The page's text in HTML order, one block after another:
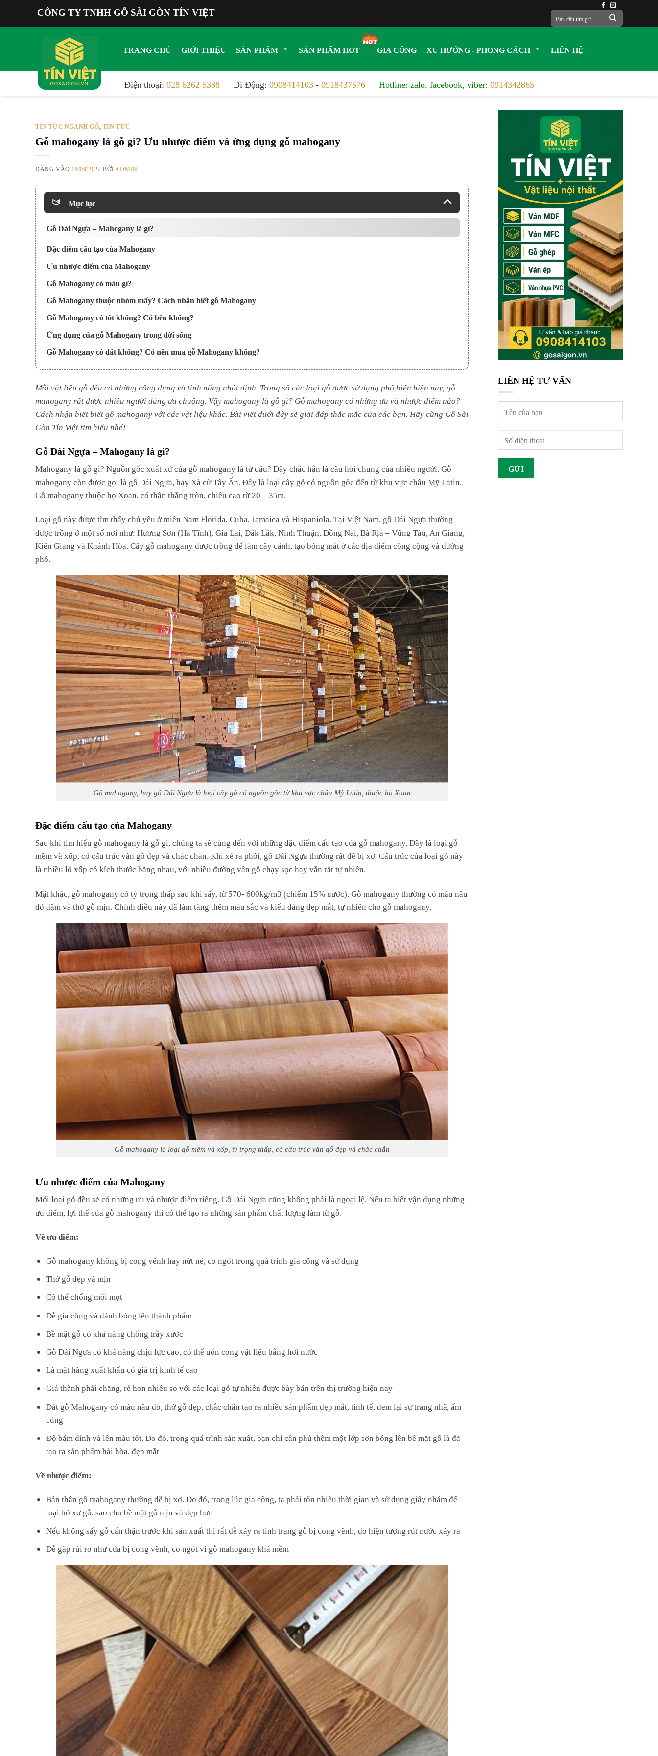
CÔNG TY TNHH GỖ SÀI GÒN TÍN VIỆT
Tìm
kiếm:
TRANG CHỦ GIỚI THIỆU SẢN PHẨM SẢN PHẨM HOT GIA CÔNG XU HƯỚNG - PHONG CÁCH LIÊN HỆ
Điện thoại: 028 6262 5388 Di Động: 0908414103- 0918437576 Hotline: zalo, facebook, viber: 0914342865
TIN TỨC NGÀNH GỖ, TIN TỨC
Gỗ mahogany là gỗ gì? Ưu nhược điểm và ứng dụng gỗ mahogany
ĐĂNG VÀO 19/09/2022 BỞI ADMIN
Mục lục
Gỗ Dái Ngựa – Mahogany là gì?
Đặc điểm cấu tạo của Mahogany
Ưu nhược điểm của Mahogany
Gỗ Mahogany có màu gì?
Gỗ Mahogany thuộc nhóm mấy? Cách nhận biết gỗ Mahogany
Gỗ Mahogany có tốt không? Có bền không?
Ứng dụng của gỗ Mahogany trong đời sống
Gỗ Mahogany có đắt không? Có nên mua gỗ Mahogany không?
Mỗi vật liệu gỗ đều có những công dụng và tính năng nhất định. Trong số các loại gỗ được sử dụng phổ biến hiện nay, gỗ
mahogany rất được nhiều người dùng ưa chuộng. Vậy mahogany là gỗ gì? Gỗ mahogany có những ưu và nhược điểm nào?
Cách nhận biết biết gỗ mahogany với các vật liệu khác. Bài viết dưới đây sẽ giải đáp thắc mắc của các bạn. Hãy cùng Gỗ Sài
Gòn Tín Việt tim hiểu nhé!
Gỗ Dái Ngựa – Mahogany là gì?
Mahogany là gỗ gì? Nguồn gốc xuất xứ của gỗ mahogany là từ đâu? Đây chắc hẳn là câu hỏi chung của nhiều người. Gỗ
mahogany còn được gọi là gỗ Dái Ngựa, hay Xà cừ Tây Ấn. Đây là loại cây gỗ có nguồn gốc đến từ khu vực châu Mỹ Latin.
Gỗ mahogany thuộc họ Xoan, có thân thẳng tròn, chiều cao từ 20 – 35m.
Loại gỗ này được tìm thấy chủ yếu ở miền Nam Florida, Cuba, Jamaica và Hispaniola. Tại Việt Nam, gỗ Dái Ngựa thường
được trồng ở một số nơi như: Hương Sơn (Hà Tĩnh), Gia Lai, Đắk Lắk, Ninh Thuận, Đồng Nai, Bà Rịa – Vũng Tàu, An Giang,
Kiên Giang và Khánh Hòa. Cây gỗ mahogany được trồng để làm cây cảnh, tạo bóng mát ở các địa điểm công cộng và đường
phố.
Gỗ mahogany, hay gỗ Dái Ngựa là loại cây gỗ có nguồn gốc từ khu vực châu Mỹ Latin, thuộc họ Xoan
Đặc điểm cấu tạo của Mahogany
Sau khi tìm hiểu gỗ mahogany là gỗ gì, chúng ta sẽ cùng đến với những đặc điểm cấu tạo của gỗ mahogany. Đây là loại gỗ
mềm và xốp, có cấu trúc vân gỗ đẹp và chắc chắn. Khi xẻ ra phôi, gỗ Dái Ngựa thường rất dễ bị xơ. Cấu trúc của loại gỗ này
là nhiều lỗ xốp có kích thước bằng nhau, với nhiều đường vân gỗ chạy sọc hay vằn rất tự nhiên.
Mặt khác, gỗ mahogany có tỷ trọng thấp sau khi sấy, từ 570- 600kg/m3 (chiếm 15% nước). Gỗ mahogany thường có màu nâu
đỏ đậm và thớ gỗ mịn. Chính điều này đã làm tăng thêm màu sắc và kiểu dáng đẹp mắt, tự nhiên cho gỗ mahogany.
Gỗ mahogany là loại gỗ mềm và xốp, tỷ trọng thấp, có cấu trúc vân gỗ đẹp và chắc chắn
Ưu nhược điểm của Mahogany
Mỗi loại gỗ đều sẽ có những ưu và nhược điểm riêng. Gỗ Dái Ngựa cũng không phải là ngoại lệ. Nếu ta biết vận dụng những
ưu điểm, lợi thế của gỗ mahogany thì có thể tạo ra những sản phẩm chất lượng làm từ gỗ.
Về ưu điểm:
Gỗ mahogany không bị cong vênh hay nứt nẻ, co ngót trong quá trình gia công và sử dụng
Thớ gỗ đẹp và mịn
Có thể chống mối mọt
Dễ gia công và đánh bóng lên thành phẩm
Bề mặt gỗ có khả năng chống trầy xước
Gỗ Dái Ngựa có khả năng chịu lực cao, có thể uốn cong vật liệu bằng hơi nước
Là mặt hàng xuất khẩu có giá trị kinh tế cao
Giá thành phải chăng, rẻ hơn nhiều so với các loại gỗ tự nhiên được bày bán trên thị trường hiện nay
Dát gỗ Mahogany có màu nâu đỏ, thớ gỗ đẹp, chắc chắn tạo ra nhiều sản phẩm đẹp mắt, tinh tế, đem lại sự trang nhã, ấm
cúng
Độ bám dính và lên màu tốt. Do đó, trong quá trình sản xuất, bạn chỉ cần phủ thêm một lớp sơn bóng lên bề mặt gỗ là đã
tạo ra sản phẩm hài hòa, đẹp mắt
Về nhược điểm:
Bản thân gỗ mahogany thường dễ bị xơ. Do đó, trong lúc gia công, ta phải tốn nhiều thời gian và sử dụng giấy nhám để
loại bỏ xơ gỗ, sao cho bề mặt gỗ mịn và đẹp hơn
Nếu không sấy gỗ cẩn thận trước khi sản xuất thì rất dễ xảy ra tình trạng gỗ bị cong vênh, do hiện tượng rút nước xảy ra
Dễ gặp rủi ro như cửa bị cong vênh, co ngót vì gỗ mahogany khá mềm
LIÊN HỆ TƯ VẤN